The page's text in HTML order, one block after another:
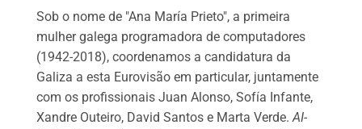
Sob o nome de "Ana María Prieto", a primeira
mulher galega programadora de computadores
(1942-2018), coordenamos a candidatura da
Galiza a esta Eurovisão em particular, juntamente
com os profissionais Juan Alonso, Sofía Infante,
Xandre Outeiro, David Santos e Marta Verde.AI-